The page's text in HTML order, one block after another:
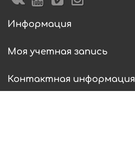
Информация
Моя учетная запись
Контактная информация